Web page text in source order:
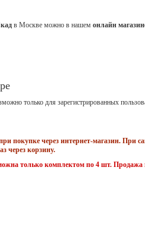
в Москве можно в нашем онлайн
только для зарегистрированных
покупке через интернет-магазин. При
через корзину.
только комплектом по 4 шт. Продажа